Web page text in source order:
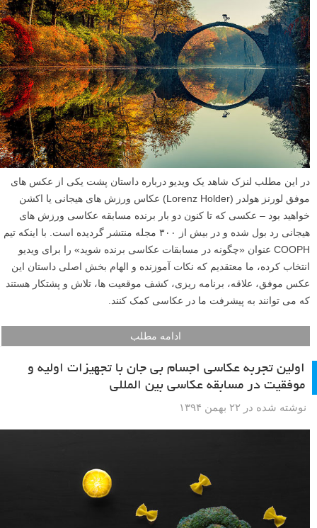
در این مطلب لنزک شاهد یک ویدیو درباره داستان پشت یکی از عکس های
موفق لورنز هولدر (Lorenz Holder) عکاس ورزش های هیجانی یا اکشن
خواهید بود – عکسی که تا کنون دو بار برنده مسابقه عکاسی ورزش های
هیجانی رد بول شده و در بیش از ۳۰۰ مجله منتشر گردیده است. با اینکه تیم
COOPH عنوان «چگونه در مسابقات عکاسی برنده شوید» را برای ویدیو
انتخاب کرده، ما معتقدیم که نکات آموزنده و الهام بخش اصلی داستان این
عکس موفق، علاقه، برنامه ریزی، کشف موقعیت ها، تلاش و پشتکار هستند
که می توانند به پیشرفت ما در عکاسی کمک کنند.
ادامه مطلب
اولین تجربه عکاسی اجسام بی جان با تجهیزات اولیه و
موفقیت در مسابقه عکاسی بین المللی
نوشته شده در ۲۲ بهمن ۱۳۹۴